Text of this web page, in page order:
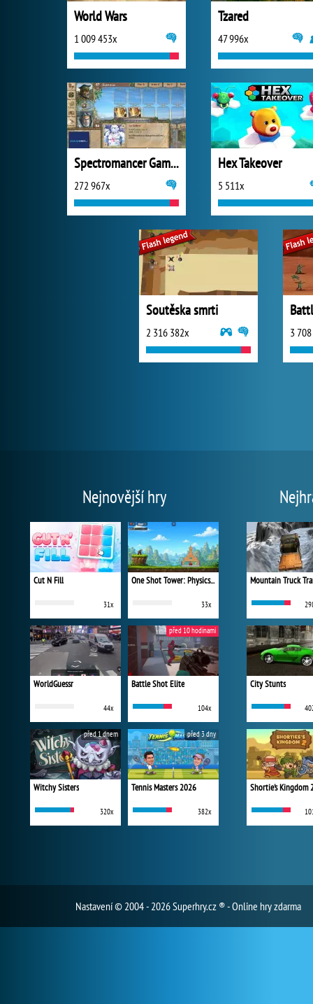
World Wars
1 009 453x
Tzared
47 996x
Spectromancer Gamers Pack
272 967x
Hex Takeover
5 511x
Soutěska smrti
2 316 382x 3
Nejnovější hry
Cut N Fill
31x
One Shot Tower: Physics Destroyer
33x
WorldGuessr
44x
Battle Shot Elite
104x
před 10 hodinami
Witchy Sisters
320x
před 1 dnem
Tennis Masters 2026
382x
před 3 dny
Mountain Truck
City Stunts
Shortie's Kingdom
Nastavení© 2004 - 2026 Superhry.cz ® - Online hry zdarma